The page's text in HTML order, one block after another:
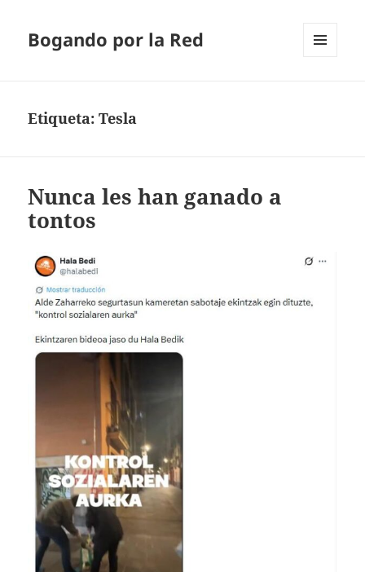
Bogando por la Red
Etiqueta:Tesla
Nunca les han ganado a
tontos